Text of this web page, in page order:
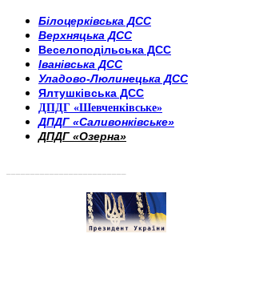
Білоцерківська ДСС
Верхняцька ДСС
Веселоподільська ДСС
Іванівська ДСС
Уладово-Люлинецька ДСС
Ялтушківська ДСС
ДПДГ «Шевченківське»
ДПДГ «Саливонківське»
ДПДГ «Озерна»